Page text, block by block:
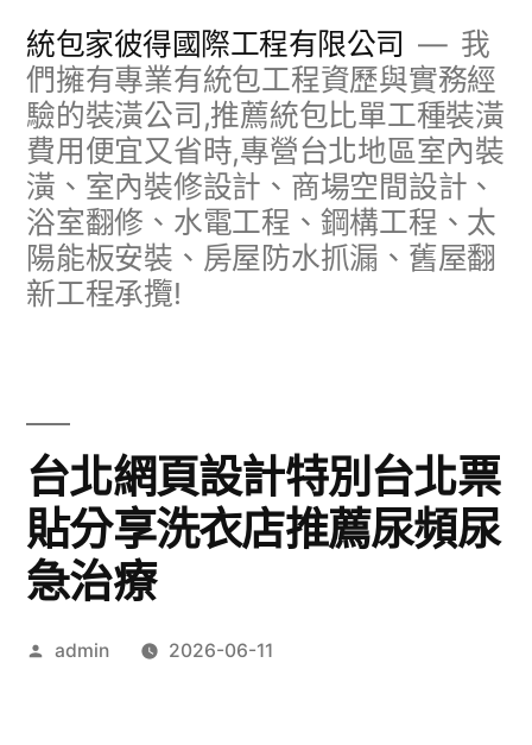
統包家彼得國際工程有限公司
我
們擁有專業有統包工程資歷與實務經
驗的裝潢公司,推薦統包比單工種裝潢
費用便宜又省時,專營台北地區室內裝
潢、室內裝修設計、商場空間設計、
浴室翻修、水電工程、鋼構工程、太
陽能板安裝、房屋防水抓漏、舊屋翻
新工程承攬!
台北網頁設計特別台北票
貼分享洗衣店推薦尿頻尿
急治療
作
admin 2026-06-11